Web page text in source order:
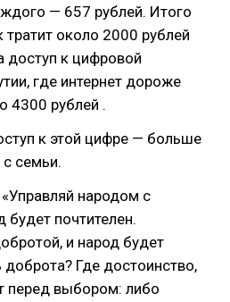
— 657 рублей. Итого
тратит около 2000 рублей
доступ к цифровой
где интернет дороже
4300 рублей .
к этой цифре — больше
семьи.
народом с
будет почтителен.
и народ будет
Где достоинство,
перед выбором: либо